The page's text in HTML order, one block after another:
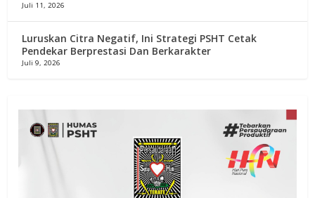
Juli 11, 2026
Luruskan Citra Negatif, Ini Strategi PSHT Cetak
Pendekar Berprestasi Dan Berkarakter
Juli 9, 2026